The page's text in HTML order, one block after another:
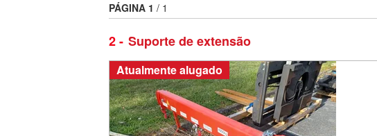
2 Suporte de extensão
PÁGINA 1 / 1
Atualmente alugado